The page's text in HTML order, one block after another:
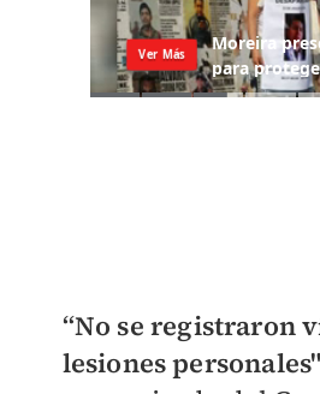
“No se registraron
lesiones personales"